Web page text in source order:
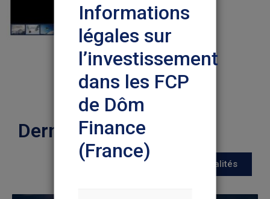
Dernières actualités
Toutes les actualités
Informations
légales sur
l’investissement
dans les FCP
de Dôm
Finance
(France)